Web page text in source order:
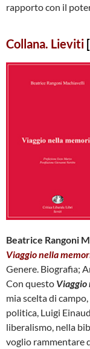
rapporto con il
Collana. Lieviti
Beatrice Rangoni
Viaggio nella
Genere. Biografia;
Con questo Viaggio
mia scelta di
politica, Luigi
liberalismo, nella
voglio rammentare